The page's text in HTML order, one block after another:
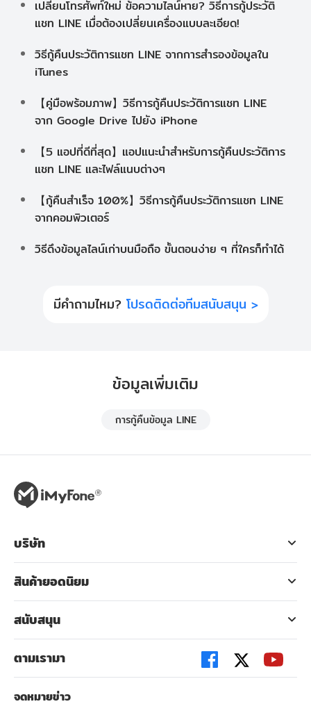
เปลี่ยนโทรศัพท์ใหม่ ข้อความไลน์หาย? วิธีการกู้ประวัติ
แชท LINE เมื่อต้องเปลี่ยนเครื่องแบบละเอียด!
วิธีกู้คืนประวัติการแชท LINE จากการสำรองข้อมูลใน
iTunes
【คู่มือพร้อมภาพ】วิธีการกู้คืนประวัติการแชท LINE
จาก Google Drive ไปยัง iPhone
【5 แอปที่ดีที่สุด】แอปแนะนำสำหรับการกู้คืนประวัติการ
แชท LINE และไฟล์แนบต่างๆ
【กู้คืนสำเร็จ 100%】วิธีการกู้คืนประวัติการแชท LINE
จากคอมพิวเตอร์
วิธีดึงข้อมูลไลน์เก่าบนมือถือ ขั้นตอนง่าย ๆ ที่ใครก็ทำได้
มีคำถามไหม? โปรดติดต่อทีมสนับสนุน >
ข้อมูลเพิ่มเติม
การกู้คืนข้อมูล LINE
บริษัท
สินค้ายอดนิยม
สนับสนุน
ตามเรามา
จดหมายข่าว